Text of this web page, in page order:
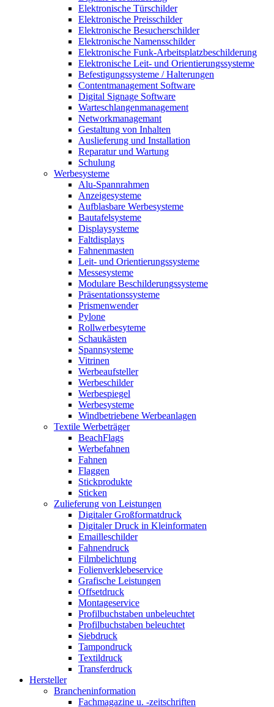
Elektronische Türschilder
Elektronische Preisschilder
Elektronische Besucherschilder
Elektronische Namensschilder
Elektronische Funk-Arbeitsplatzbeschilderung
Elektronische Leit- und Orientierungssysteme
Befestigungssysteme / Halterungen
Contentmanagement Software
Digital Signage Software
Warteschlangenmanagement
Networkmanagemant
Gestaltung von Inhalten
Auslieferung und Installation
Reparatur und Wartung
Schulung
Werbesysteme
Alu-Spannrahmen
Anzeigesysteme
Aufblasbare Werbesysteme
Bautafelsysteme
Displaysysteme
Faltdisplays
Fahnenmasten
Leit- und Orientierungssysteme
Messesysteme
Modulare Beschilderungssysteme
Präsentationssysteme
Prismenwender
Pylone
Rollwerbesyteme
Schaukästen
Spannsysteme
Vitrinen
Werbeaufsteller
Werbeschilder
Werbespiegel
Werbesysteme
Windbetriebene Werbeanlagen
Textile Werbeträger
BeachFlags
Werbefahnen
Fahnen
Flaggen
Stickprodukte
Sticken
Zulieferung von Leistungen
Digitaler Großformatdruck
Digitaler Druck in Kleinformaten
Emailleschilder
Fahnendruck
Filmbelichtung
Folienverklebeservice
Grafische Leistungen
Offsetdruck
Montageservice
Profilbuchstaben unbeleuchtet
Profilbuchstaben beleuchtet
Siebdruck
Tampondruck
Textildruck
Transferdruck
Hersteller
Brancheninformation
Fachmagazine u. -zeitschriften